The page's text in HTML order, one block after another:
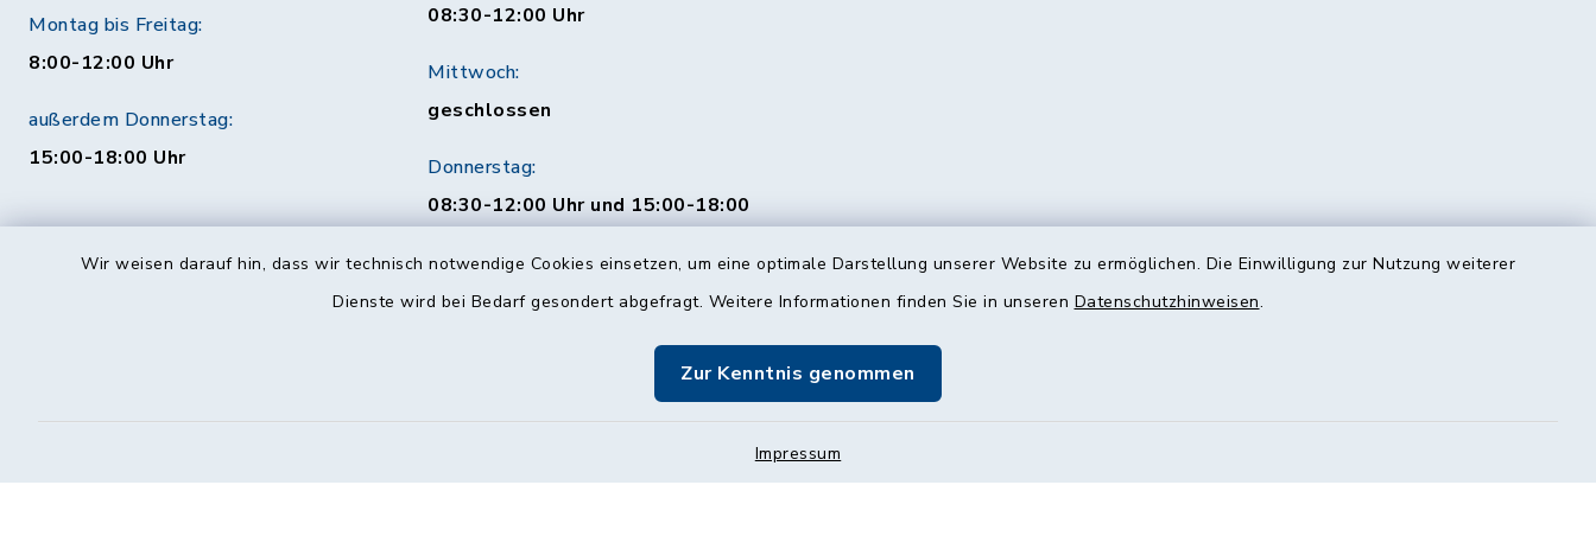
Wir weisen darauf hin, dass wir technisch notwendige Cookies einsetzen, um eine optimale Darstellung unserer Website zu ermöglichen. Die Einwilligung zur Nutzung weiterer
Dienste wird bei Bedarf gesondert abgefragt. Weitere Informationen finden Sie in unseren Datenschutzhinweisen.
Zur Kenntnis genommen
Impressum
Montag bis Freitag:
8:00-12:00 Uhr
außerdem Donnerstag:
15:00-18:00 Uhr
08:30-12:00 Uhr
Mittwoch:
geschlossen
Donnerstag:
08:30-12:00 Uhr und 15:00-18:00
Uhr
Freitag: